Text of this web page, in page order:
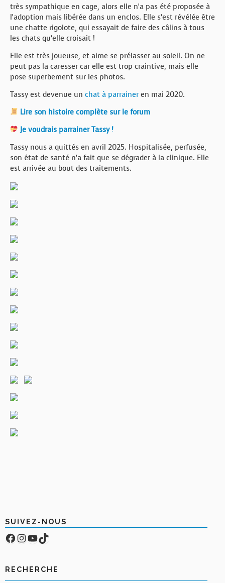
très sympathique en cage, alors elle n’a pas été proposée à
l’adoption mais libérée dans un enclos. Elle s’est révélée être
une chatte rigolote, qui essayait de faire des câlins à tous
les chats qu’elle croisait !
Elle est très joueuse, et aime se prélasser au soleil. On ne
peut pas la caresser car elle est trop craintive, mais elle
pose superbement sur les photos.
Tassy est devenue un chat à parrainer en mai 2020.
Lire son histoire complète sur le forum
Je voudrais parrainer Tassy !
Tassy nous a quittés en avril 2025. Hospitalisée, perfusée,
son état de santé n’a fait que se dégrader à la clinique. Elle
est arrivée au bout des traitements.
SUIVEZ-NOUS
Facebook
Compte Instagram
YouTube
TikTok
RECHERCHE